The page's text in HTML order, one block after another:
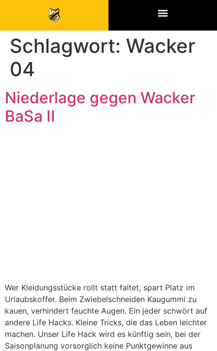
Schlagwort: Wacker
04
Niederlage gegen Wacker
BaSa II
Wer Kleidungsstücke rollt statt faltet, spart Platz im
Urlaubskoffer. Beim Zwiebelschneiden Kaugummi zu
kauen, verhindert feuchte Augen. Ein jeder schwört auf
andere Life Hacks. Kleine Tricks, die das Leben leichter
machen. Unser Life Hack wird es künftig sein, bei der
Saisonplanung vorsorglich keine Punktgewinne aus